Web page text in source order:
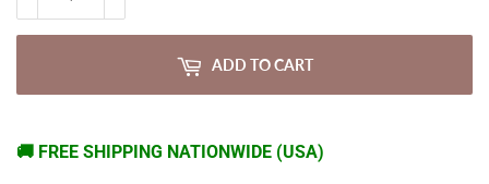
ADD TO CART
🚚 FREE SHIPPING NATIONWIDE (USA)